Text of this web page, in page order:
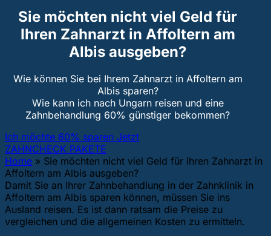
Sie möchten nicht viel Geld für
Ihren Zahnarzt in Affoltern am
Albis ausgeben?
Wie können Sie bei Ihrem Zahnarzt in Affoltern am
Albis sparen?
Wie kann ich nach Ungarn reisen und eine
Zahnbehandlung 60% günstiger bekommen?
Ich möchte 60% sparen Jetzt
ZAHNCHECK PAKETE
Home » Sie möchten nicht viel Geld für Ihren Zahnarzt in
Affoltern am Albis ausgeben?
Damit Sie an Ihrer Zahnbehandlung in der Zahnklinik in
Affoltern am Albis sparen können, müssen Sie ins
Ausland reisen. Es ist dann ratsam die Preise zu
vergleichen und die allgemeinen Kosten zu ermitteln.